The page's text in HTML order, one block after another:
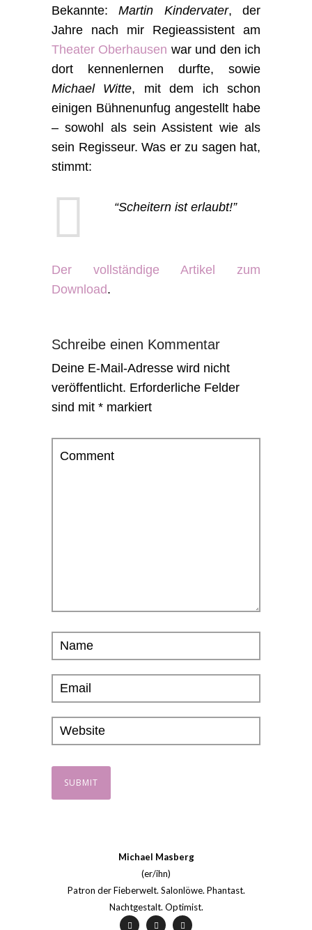
Bekannte:Martin Kindervater, der
Jahre nach mir Regieassistent am
Theater Oberhausen war und den ich
dort kennenlernen durfte, sowie
Michael Witte, mit dem ich schon
einigen Bühnenunfug angestellt habe
– sowohl als sein Assistent wie als
sein Regisseur. Was er zu sagen hat,
stimmt:
“Scheitern ist erlaubt!”
Der vollständige Artikel zum
Download.
Schreibe einen Kommentar
Deine E-Mail-Adresse wird nicht
veröffentlicht. Erforderliche Felder
sind mit * markiert
Michael Masberg
(er/ihn)
Patron der Fieberwelt. Salonlöwe. Phantast.
Nachtgestalt. Optimist.